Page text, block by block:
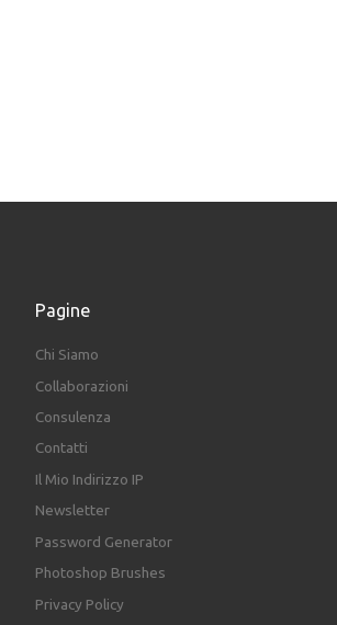
Pagine
Chi Siamo
Collaborazioni
Consulenza
Contatti
Il Mio Indirizzo IP
Newsletter
Password Generator
Photoshop Brushes
Privacy Policy